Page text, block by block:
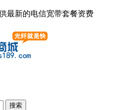
最新的电信宽带套餐资费